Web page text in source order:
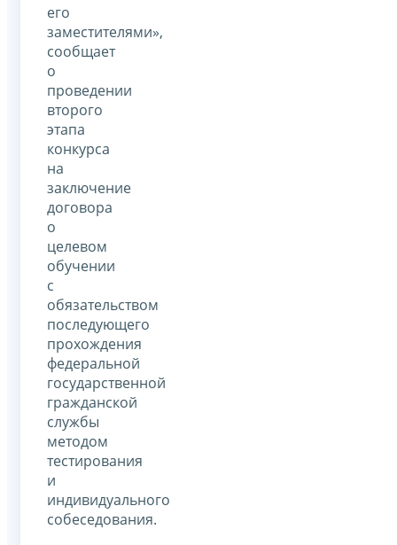
его
заместителями»,
сообщает
о
проведении
второго
этапа
конкурса
на
заключение
договора
о
целевом
обучении
с
обязательством
последующего
прохождения
федеральной
государственной
гражданской
службы
методом
тестирования
и
индивидуального
собеседования.